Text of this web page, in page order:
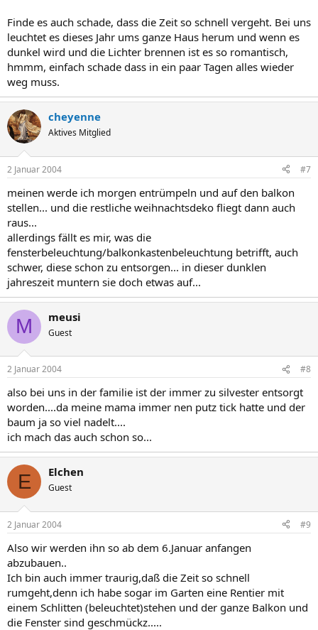
Finde es auch schade, dass die Zeit so schnell vergeht. Bei uns
leuchtet es dieses Jahr ums ganze Haus herum und wenn es
dunkel wird und die Lichter brennen ist es so romantisch,
hmmm, einfach schade dass in ein paar Tagen alles wieder
weg muss.
cheyenne
Aktives Mitglied
2 Januar 2004 #7
meinen werde ich morgen entrümpeln und auf den balkon
stellen... und die restliche weihnachtsdeko fliegt dann auch
raus...
allerdings fällt es mir, was die
fensterbeleuchtung/balkonkastenbeleuchtung betrifft, auch
schwer, diese schon zu entsorgen... in dieser dunklen
jahreszeit muntern sie doch etwas auf...
M meusi
Guest
2 Januar 2004 #8
also bei uns in der familie ist der immer zu silvester entsorgt
worden....da meine mama immer nen putz tick hatte und der
baum ja so viel nadelt....
ich mach das auch schon so...
E Elchen
Guest
2 Januar 2004 #9
Also wir werden ihn so ab dem 6.Januar anfangen
abzubauen..
Ich bin auch immer traurig,daß die Zeit so schnell
rumgeht,denn ich habe sogar im Garten eine Rentier mit
einem Schlitten (beleuchtet)stehen und der ganze Balkon und
die Fenster sind geschmückz.....